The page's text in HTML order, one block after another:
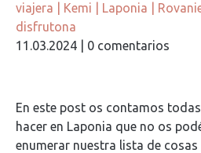
viajera
Kemi Laponia
disfrutona
11.03.2024
0 comentarios
En este post os contamos
hacer en Laponia que no os
enumerar nuestra lista de